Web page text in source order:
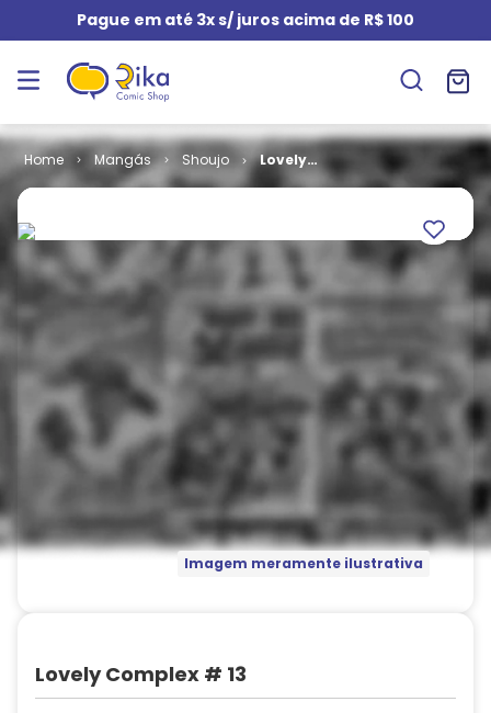
Pague em até 3x s/ juros acima de R$ 100
Mangás Shoujo
Lovely
Complex # 13
Imagem meramente ilustrativa
Lovely Complex # 13